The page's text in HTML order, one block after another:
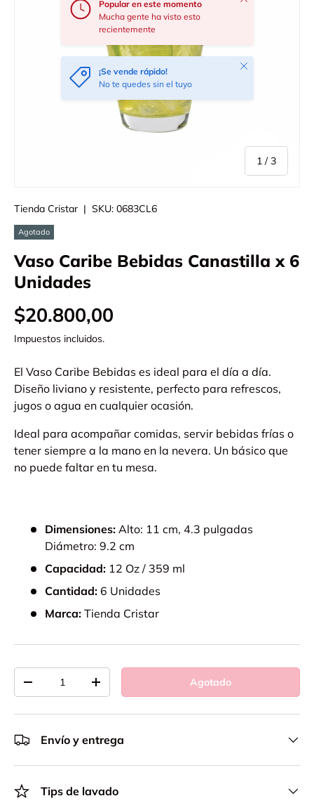
1 /de
3
Popular en este momento
Mucha gente ha visto esto
recientemente
¡Se vende rápido!
No te quedes sin el tuyo
Cerrar
Tienda Cristar | SKU: 0683CL6
Agotado
Vaso Caribe Bebidas Canastilla x 6
Unidades
$20.800,00
Impuestos incluidos.
El Vaso Caribe Bebidas es ideal para el día a día.
Diseño liviano y resistente, perfecto para refrescos,
jugos o agua en cualquier ocasión.
Ideal para acompañar comidas, servir bebidas frías o
tener siempre a la mano en la nevera. Un básico que
no puede faltar en tu mesa.
Dimensiones: Alto: 11 cm, 4.3 pulgadas
Diámetro: 9.2 cm
Capacidad: 12 Oz / 359 ml
Cantidad: 6 Unidades
Marca: Tienda Cristar
-
+ Agotado
Envío y entrega
Tips de lavado